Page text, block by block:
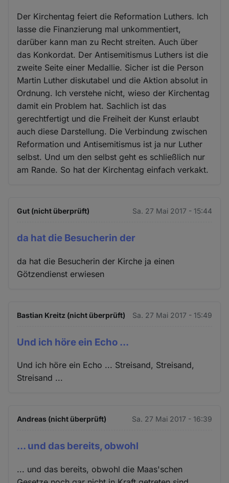
Der Kirchentag feiert die Reformation Luthers. Ich
lasse die Finanzierung mal unkommentiert,
darüber kann man zu Recht streiten. Auch über
das Konkordat. Der Antisemitismus Luthers ist die
zweite Seite einer Medallie. Sicher ist die Person
Martin Luther diskutabel und die Aktion absolut in
Ordnung. Ich verstehe nicht, wieso der Kirchentag
damit ein Problem hat. Sachlich ist das
gerechtfertigt und die Freiheit der Kunst erlaubt
auch diese Darstellung. Die Verbindung zwischen
Reformation und Antisemitismus ist ja nur Luther
selbst. Und um den selbst geht es schließlich nur
am Rande. So hat der Kirchentag einfach verkakt.
Gut (nicht überprüft) Sa. 27 Mai 2017 - 15:44
da hat die Besucherin der
da hat die Besucherin der Kirche ja einen
Götzendienst erwiesen
Bastian Kreitz (nicht überprüft) Sa. 27 Mai 2017 - 15:49
Und ich höre ein Echo ...
Und ich höre ein Echo ... Streisand, Streisand,
Streisand ...
Andreas (nicht überprüft) Sa. 27 Mai 2017 - 16:39
... und das bereits, obwohl
... und das bereits, obwohl die Maas'schen